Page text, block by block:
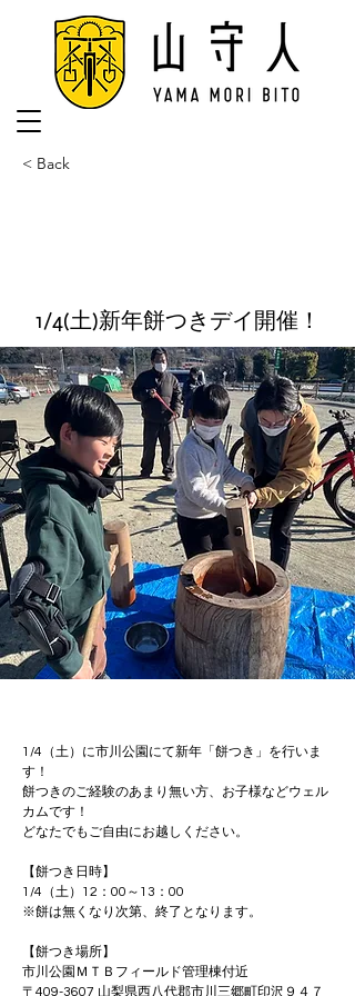
< Back
1/4(土)新年餅つきデイ開催！
1/4（土）に市川公園にて新年「餅つき」を行いま
す！
餅つきのご経験のあまり無い方、お子様などウェル
カムです！
どなたでもご自由にお越しください。
【餅つき日時】
1/4（土）12：00～13：00
※餅は無くなり次第、終了となります。
【餅つき場所】
市川公園ＭＴＢフィールド管理棟付近
〒409-3607 山梨県西八代郡市川三郷町印沢９４７